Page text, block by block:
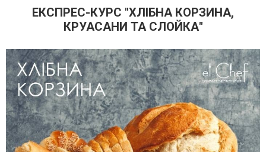
ЕКСПРЕС-КУРС "ХЛІБНА КОРЗИНА,
КРУАСАНИ ТА СЛОЙКА"